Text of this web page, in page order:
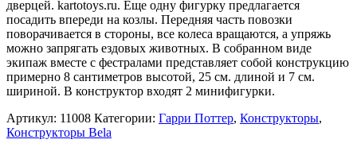
дверцей. kartotoys.ru. Еще одну фигурку предлагается
посадить впереди на козлы. Передняя часть повозки
поворачивается в стороны, все колеса вращаются, а упряжь
можно запрягать ездовых животных. В собранном виде
экипаж вместе с фестралами представляет собой конструкцию
примерно 8 сантиметров высотой, 25 см. длиной и 7 см.
шириной. В конструктор входят 2 минифигурки.
Артикул: 11008 Категории: Гарри Поттер, Конструкторы,
Конструкторы Bela